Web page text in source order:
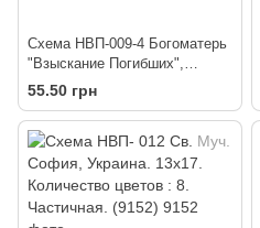
Схема НВП-009-4 Богоматерь
"Взыскание Погибших",
Украина. 18х24. Частичная.
Холст (8048)
55.50 грн